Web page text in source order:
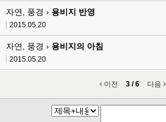
자연, 풍경 › 용비지 반영
2015.05.20
자연, 풍경 › 용비지의 아침
2015.05.20
이전 3 / 6 다음